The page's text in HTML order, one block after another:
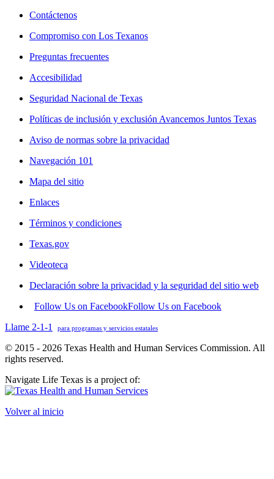
Contáctenos
Compromiso con Los Texanos
Preguntas frecuentes
Accesibilidad
Seguridad Nacional de Texas
Políticas de inclusión y exclusión Avancemos Juntos Texas
Aviso de normas sobre la privacidad
Navegación 101
Mapa del sitio
Enlaces
Términos y condiciones
Texas.gov
Videoteca
Declaración sobre la privacidad y la seguridad del sitio web
Follow Us on FacebookFollow Us on Facebook
Llame 2-1-1
para programas y servicios estatales
© 2015 - 2026 Texas Health and Human Services Commission. All
rights reserved.
Navigate Life Texas is a project of:
Volver al inicio